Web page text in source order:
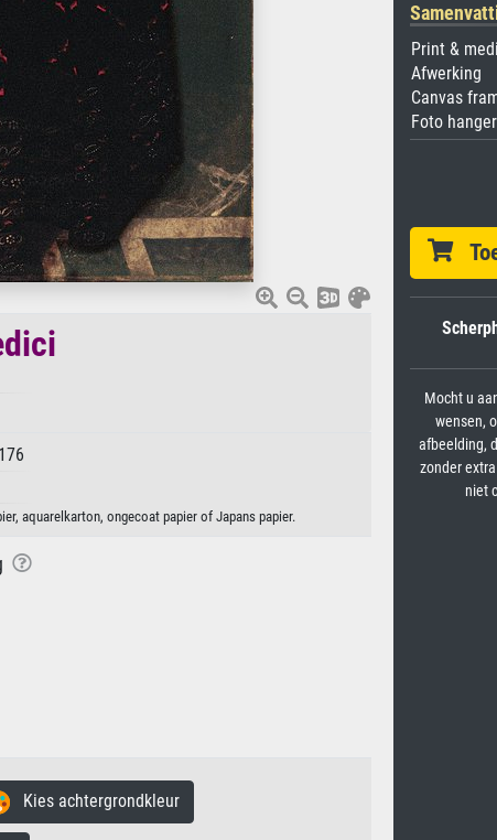
aquarelkarton, ongecoat papier of Japans papier.
Kies achtergrondkleur
Print &
Afwerking
Canvas
Foto hanger
Mocht u
wensen,
afbeelding,
zonder
niet